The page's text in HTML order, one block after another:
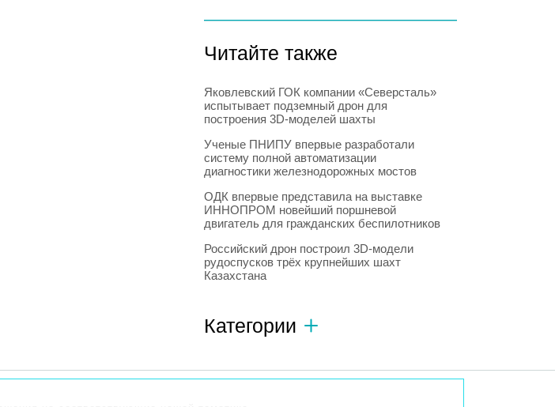
Читайте также
Яковлевский ГОК компании «Северсталь»
испытывает подземный дрон для
построения 3D-моделей шахты
Ученые ПНИПУ впервые разработали
систему полной автоматизации
диагностики железнодорожных мостов
ОДК впервые представила на выставке
ИННОПРОМ новейший поршневой
двигатель для гражданских беспилотников
Российский дрон построил 3D-модели
рудоспусков трёх крупнейших шахт
Казахстана
Категории